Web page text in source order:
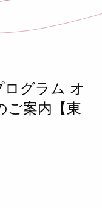
グラム オ
ご案内【東